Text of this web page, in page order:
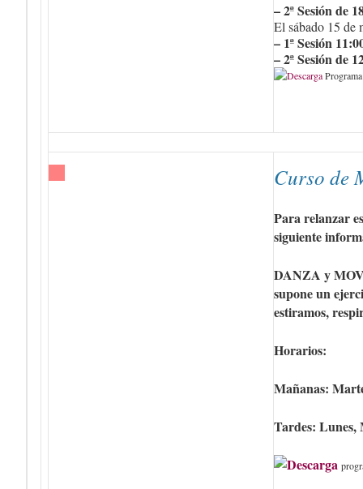
– 2ª Sesión de
El sábado 15 de
– 1ª Sesión
– 2ª Sesión de
Curso de
Para relanzar
siguiente
DANZA y
supone un
estiramos,
Horarios:
Mañanas:
Tardes: Lunes,